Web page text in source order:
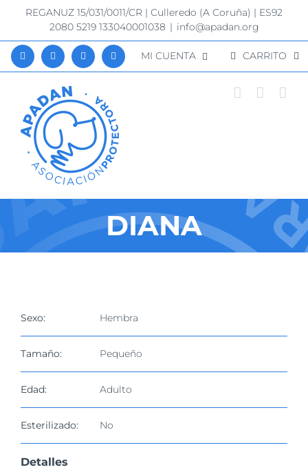
Saltar
contenido
REGANUZ 15/031/0011/CR | Culleredo (A Coruña) | ES92
2080 5219 133040001038 | info@apadan.org
MI CUENTA CARRITO
DIANA
imagen
Sexo: Hembra
Tamaño: Pequeño
Edad: Adulto
Esterilizado: No
Detalles